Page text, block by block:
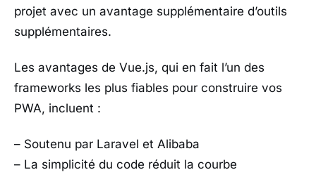
projet avec un avantage supplémentaire d’outils
supplémentaires.
Les avantages de Vue.js, qui en fait l’un des
frameworks les plus fiables pour construire vos
PWA, incluent :
– Soutenu par Laravel et Alibaba
– La simplicité du code réduit la courbe